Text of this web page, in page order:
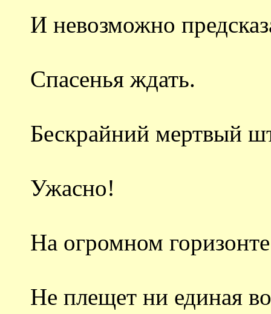
И невозможно
Спасенья ждать.
Бескрайний мертвый
Ужасно!
На огромном
Не плещет ни единая